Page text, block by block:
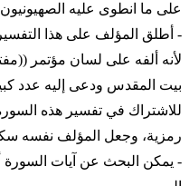
على ما انطوى عليه
- أطلق المؤلف على هذا
لأنه ألفه على لسان مؤتمر
بيت المقدس ودعى إليه عدد
للاشتراك في تفسير هذه
رمزية، وجعل المؤلف نفسه
- يمكن البحث عن آيات السورة